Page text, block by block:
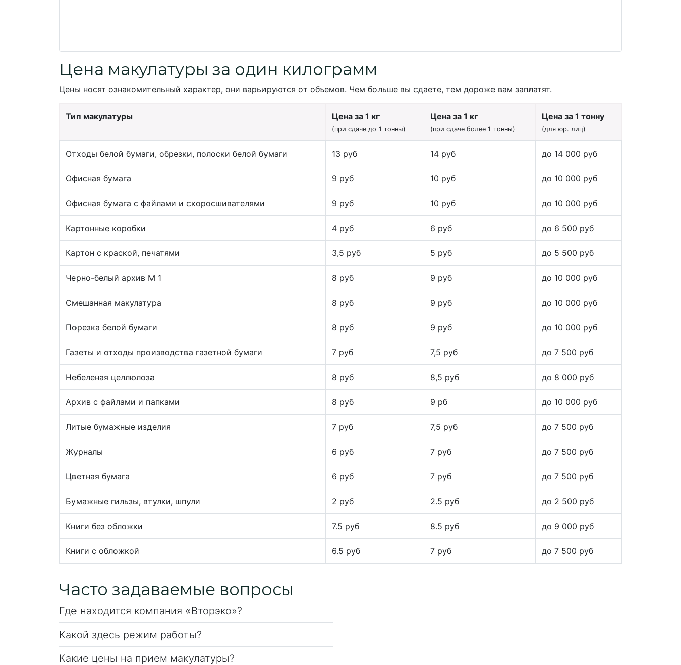
Цена макулатуры за один килограмм
Цены носят ознакомительный характер, они варьируются от объемов. Чем больше вы сдаете, тем дороже вам заплатят.
Тип макулатуры Цена за 1 кг
(при сдаче до 1 тонны)
Цена за 1 кг
(при сдаче более 1 тонны)
Цена за 1 тонну
(для юр. лиц)
Отходы белой бумаги, обрезки, полоски белой бумаги 13 руб 14 руб до 14 000 руб
Офисная бумага 9 руб 10 руб до 10 000 руб
Офисная бумага с файлами и скоросшивателями 9 руб 10 руб до 10 000 руб
Картонные коробки 4 руб 6 руб до 6 500 руб
Картон с краской, печатями 3,5 руб 5 руб до 5 500 руб
Черно-белый архив М 1 8 руб 9 руб до 10 000 руб
Смешанная макулатура 8 руб 9 руб до 10 000 руб
Порезка белой бумаги 8 руб 9 руб до 10 000 руб
Газеты и отходы производства газетной бумаги 7 руб 7,5 руб до 7 500 руб
Небеленая целлюлоза 8 руб 8,5 руб до 8 000 руб
Архив с файлами и папками 8 руб 9 рб до 10 000 руб
Литые бумажные изделия 7 руб 7,5 руб до 7 500 руб
Журналы 6 руб 7 руб до 7 500 руб
Цветная бумага 6 руб 7 руб до 7 500 руб
Бумажные гильзы, втулки, шпули 2 руб 2.5 руб до 2 500 руб
Книги без обложки 7.5 руб 8.5 руб до 9 000 руб
Книги с обложкой 6.5 руб 7 руб до 7 500 руб
Часто задаваемые вопросы
Где находится компания «Вторэко»?
Какой здесь режим работы?
Какие цены на прием макулатуры?